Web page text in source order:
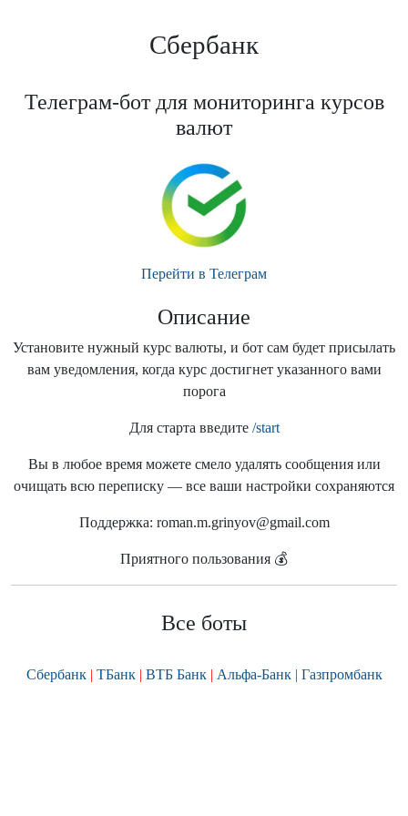
Сбербанк
Телеграм-бот для мониторинга курсов
валют
Перейти в Телеграм
Описание
Установите нужный курс валюты, и бот сам будет присылать
вам уведомления, когда курс достигнет указанного вами
порога
Для старта введите /start
Вы в любое время можете смело удалять сообщения или
очищать всю переписку — все ваши настройки сохраняются
Поддержка: roman.m.grinyov@gmail.com
Приятного пользования 💰
Все боты
Сбербанк ТБанк ВТБ Банк Альфа-Банк Газпромбанк